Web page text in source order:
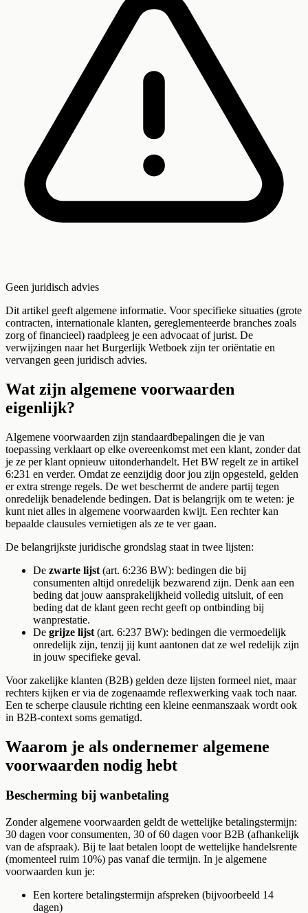
Geen juridisch advies
Dit artikel geeft algemene informatie. Voor specifieke situaties (grote
contracten, internationale klanten, gereglementeerde branches zoals
zorg of financieel) raadpleeg je een advocaat of jurist. De
verwijzingen naar het Burgerlijk Wetboek zijn ter oriëntatie en
vervangen geen juridisch advies.
Wat zijn algemene voorwaarden
eigenlijk?
Algemene voorwaarden zijn standaardbepalingen die je van
toepassing verklaart op elke overeenkomst met een klant, zonder dat
je ze per klant opnieuw uitonderhandelt. Het BW regelt ze in artikel
6:231 en verder. Omdat ze eenzijdig door jou zijn opgesteld, gelden
er extra strenge regels. De wet beschermt de andere partij tegen
onredelijk benadelende bedingen. Dat is belangrijk om te weten: je
kunt niet alles in algemene voorwaarden kwijt. Een rechter kan
bepaalde clausules vernietigen als ze te ver gaan.
De belangrijkste juridische grondslag staat in twee lijsten:
De zwarte lijst (art. 6:236 BW): bedingen die bij
consumenten altijd onredelijk bezwarend zijn. Denk aan een
beding dat jouw aansprakelijkheid volledig uitsluit, of een
beding dat de klant geen recht geeft op ontbinding bij
wanprestatie.
De grijze lijst (art. 6:237 BW): bedingen die vermoedelijk
onredelijk zijn, tenzij jij kunt aantonen dat ze wel redelijk zijn
in jouw specifieke geval.
Voor zakelijke klanten (B2B) gelden deze lijsten formeel niet, maar
rechters kijken er via de zogenaamde reflexwerking vaak toch naar.
Een te scherpe clausule richting een kleine eenmanszaak wordt ook
in B2B-context soms gematigd.
Waarom je als ondernemer algemene
voorwaarden nodig hebt
Bescherming bij wanbetaling
Zonder algemene voorwaarden geldt de wettelijke betalingstermijn:
30 dagen voor consumenten, 30 of 60 dagen voor B2B (afhankelijk
van de afspraak). Bij te laat betalen loopt de wettelijke handelsrente
(momenteel ruim 10%) pas vanaf die termijn. In je algemene
voorwaarden kun je:
Een kortere betalingstermijn afspreken (bijvoorbeeld 14
dagen)